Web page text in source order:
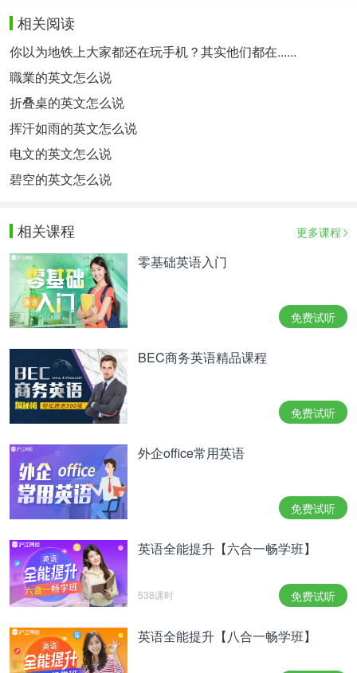
相关阅读
你以为地铁上大家都还在玩手机？其实他们都在......
職業的英文怎么说
折叠桌的英文怎么说
挥汗如雨的英文怎么说
电文的英文怎么说
碧空的英文怎么说
相关课程 更多课程
零基础英语入门
免费试听
BEC商务英语精品课程
免费试听
外企office常用英语
免费试听
英语全能提升【六合一畅学班】
538课时 免费试听
英语全能提升【八合一畅学班】